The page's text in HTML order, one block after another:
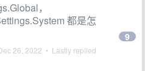
，
都是怎
26, 2022 • Lastly replied
9